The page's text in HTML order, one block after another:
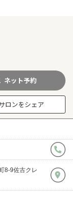
ネット予約
ロンをシェア
8-9佐古クレ